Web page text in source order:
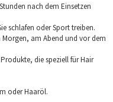
nach dem Einsetzen
schlafen oder Sport treiben.
am Abend und vor dem
die speziell für Hair
oder Haaröl.